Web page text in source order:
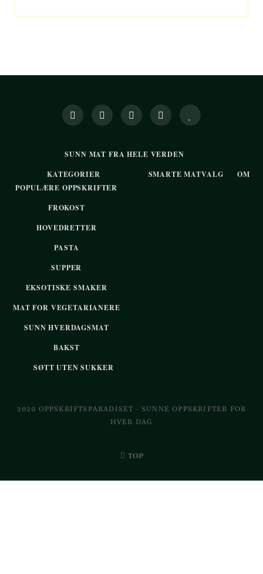
SUNN MAT FRA HELE VERDEN
KATEGORIER
POPULÆRE OPPSKRIFTER
FROKOST
HOVEDRETTER
PASTA
SUPPER
EKSOTISKE SMAKER
MAT FOR VEGETARIANERE
SUNN HVERDAGSMAT
BAKST
SØTT UTEN SUKKER
SMARTE MATVALG OM
2020 OPPSKRIFTSPARADISET - SUNNE OPPSKRIFTER FOR
HVER DAG
TOP